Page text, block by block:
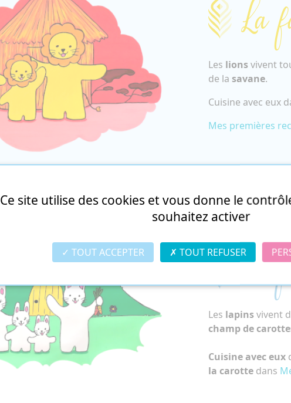
La
Les lionsvivent
de la savane.
Cuisine avec eux
Mes premières
La
Les lapinsvivent
champ de
Cuisine avec eux
la carotte dans
Ce site utilise des cookies et vous donne le
souhaitez activer
TOUT ACCEPTER TOUT REFUSER